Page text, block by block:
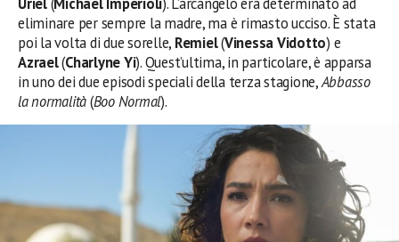
eliminare per sempre la madre, ma è rimasto ucciso. È stata
poi la volta di due sorelle, Remiel(Vinessa Vidotto) e
Azrael(Charlyne Yi). Quest’ultima, in particolare, è apparsa
in uno dei due episodi speciali della terza stagione,Abbasso
la normalità(Boo Normal).